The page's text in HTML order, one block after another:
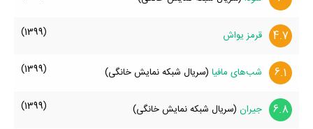
4.7 قرمز یواش (1399)
6.1 شب‌های مافیا (سریال شبکه نمایش خانگی) (1399)
6.8 جیران (سریال شبکه نمایش خانگی) (1399)